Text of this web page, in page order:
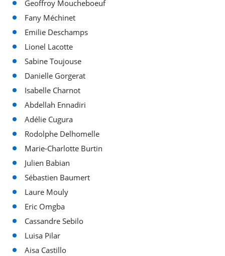
Geoffroy Moucheboeuf
Fany Méchinet
Emilie Deschamps
Lionel Lacotte
Sabine Toujouse
Danielle Gorgerat
Isabelle Charnot
Abdellah Ennadiri
Adélie Cugura
Rodolphe Delhomelle
Marie-Charlotte Burtin
Julien Babian
Sébastien Baumert
Laure Mouly
Eric Omgba
Cassandre Sebilo
Luisa Pilar
Aisa Castillo